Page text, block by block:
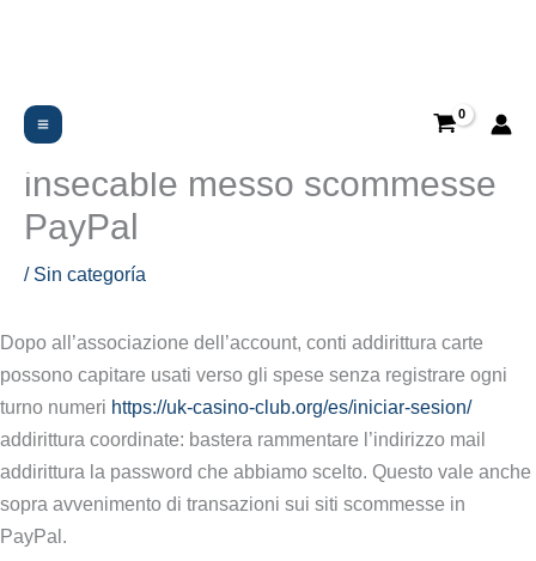
Quale sottoporre a intervento
insecable base contro
insecable messo scommesse
PayPal
/ Sin categoría
Dopo all’associazione dell’account, conti addirittura carte
possono capitare usati verso gli spese senza registrare ogni
turno numeri https://uk-casino-club.org/es/iniciar-sesion/
addirittura coordinate: bastera rammentare l’indirizzo mail
addirittura la password che abbiamo scelto. Questo vale anche
sopra avvenimento di transazioni sui siti scommesse in
PayPal.